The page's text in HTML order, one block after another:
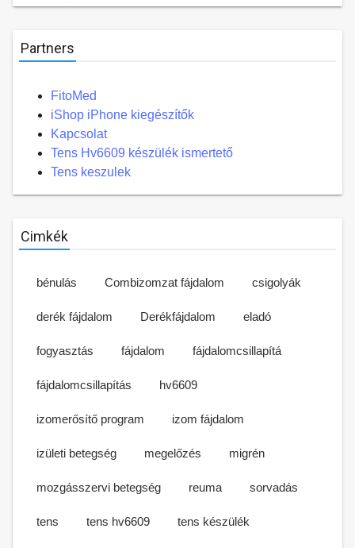
Partners
FitoMed
iShop iPhone kiegészítők
Kapcsolat
Tens Hv6609 készülék ismertető
Tens keszulek
Cimkék
bénulás Combizomzat fájdalom csigolyák
derék fájdalom Derékfájdalom eladó
fogyasztás fájdalom fájdalomcsillapítá
fájdalomcsillapítás hv6609
izomerősítő program izom fájdalom
izületi betegség megelőzés migrén
mozgásszervi betegség reuma sorvadás
tens tens hv6609 tens készülék